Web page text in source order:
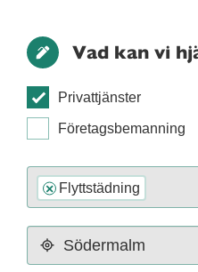
Vad kan vi
Privattjänster
Företagsbemanning
× Flyttstädning